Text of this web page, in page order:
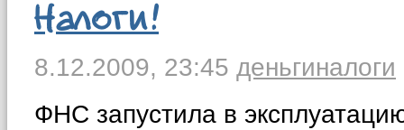
Налоги!
8.12.2009, 23:45 деньгиналоги
ФНС запустила в